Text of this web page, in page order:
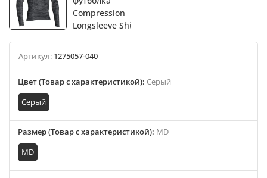
Артикул: 1275057-040
Цвет (Товар с характеристикой): Серый
Серый
Размер (Товар с характеристикой): MD
MD